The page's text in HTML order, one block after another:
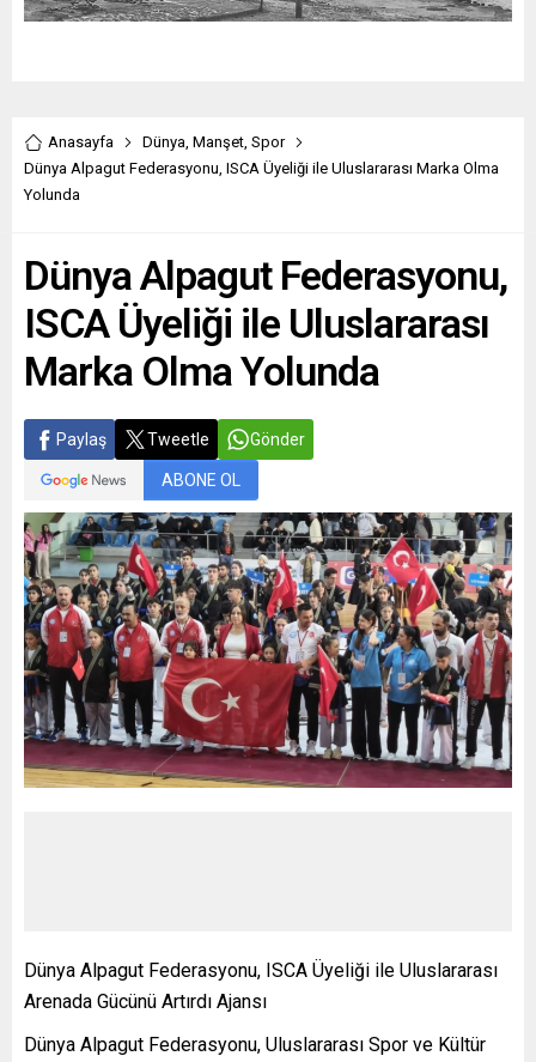
Anasayfa Dünya, Manşet, Spor
Dünya Alpagut Federasyonu, ISCA Üyeliği ile Uluslararası Marka Olma
Yolunda
Dünya Alpagut Federasyonu,
ISCA Üyeliği ile Uluslararası
Marka Olma Yolunda
Paylaş Tweetle Gönder
ABONE OL
Dünya Alpagut Federasyonu, ISCA Üyeliği ile Uluslararası
Arenada Gücünü Artırdı Ajansı
Dünya Alpagut Federasyonu, Uluslararası Spor ve Kültür